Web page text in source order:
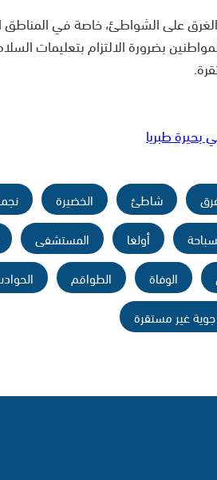
على الشواطئ، خاصة في المناطق
بضرورة الالتزام بتعليمات
طبريا
شاطئ الخضيرة
أولغا المستشفى
الوفاة الطواقم
غير مستقرة